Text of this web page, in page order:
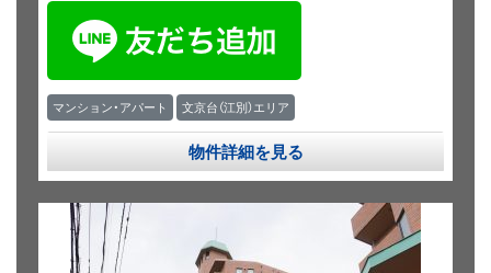
マンション・アパート 文京台（江別）エリア
物件詳細を見る